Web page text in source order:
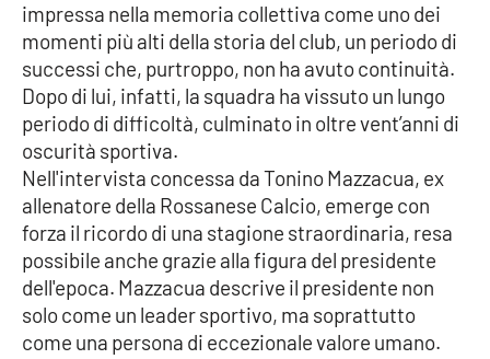
LaC TV
LaC Network
LaC OnAir
EDIZIONI
LOCALI
Catanzaro
Crotone
impressa nella memoria collettiva come uno dei
momenti più alti della storia del club, un periodo di
successi che, purtroppo, non ha avuto continuità.
Dopo di lui, infatti, la squadra ha vissuto un lungo
periodo di difficoltà, culminato in oltre vent’anni di
oscurità sportiva.
Nell'intervista concessa da Tonino Mazzacua, ex
allenatore della Rossanese Calcio, emerge con
forza il ricordo di una stagione straordinaria, resa
possibile anche grazie alla figura del presidente
dell'epoca. Mazzacua descrive il presidente non
solo come un leader sportivo, ma soprattutto
come una persona di eccezionale valore umano.